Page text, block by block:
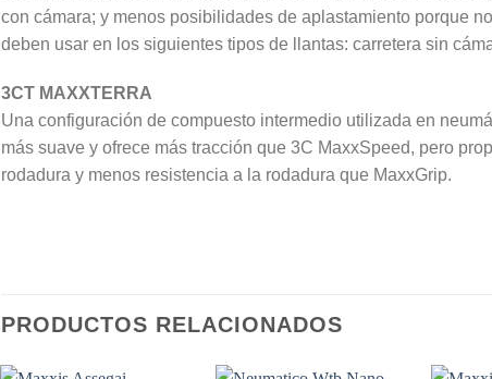
con cámara; y menos posibilidades de aplastamiento porque
deben usar en los siguientes tipos de llantas: carretera sin
3CT MAXXTERRA
Una configuración de compuesto intermedio utilizada en
más suave y ofrece más tracción que 3C MaxxSpeed, pero
rodadura y menos resistencia a la rodadura que MaxxGrip.
PRODUCTOS RELACIONADOS